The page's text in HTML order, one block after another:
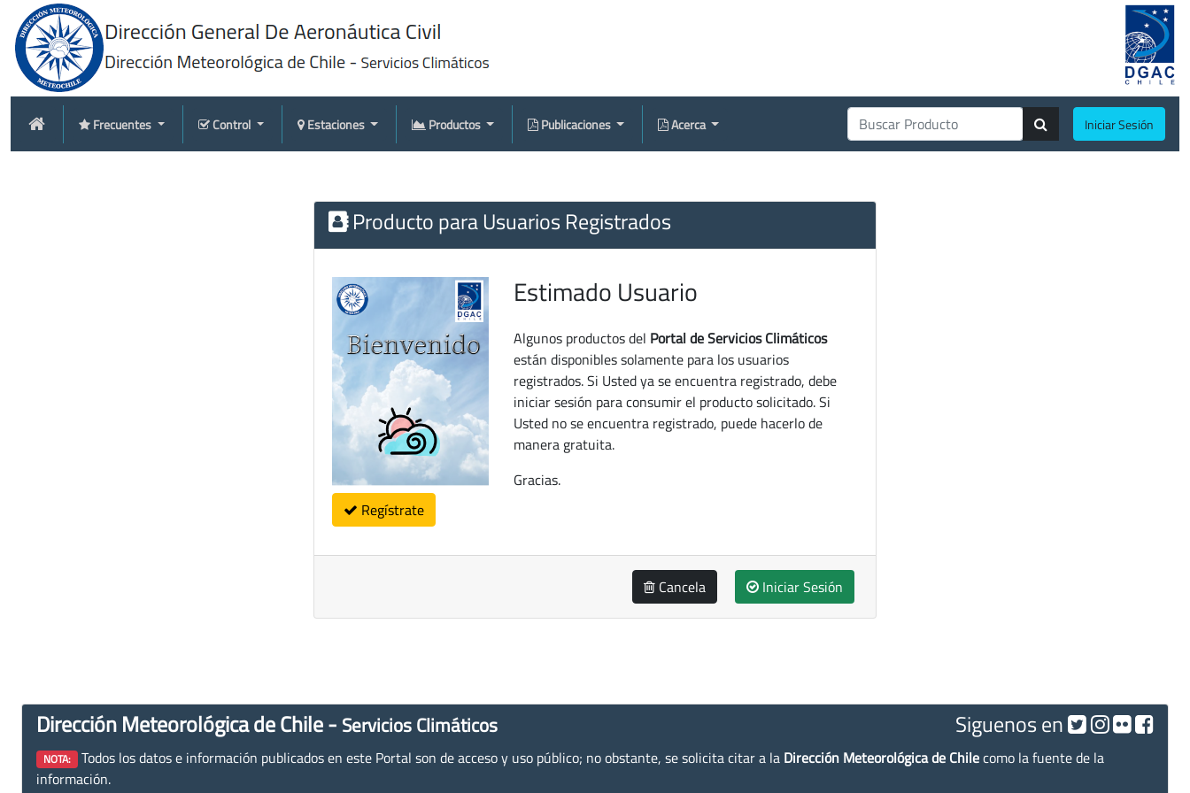
Frecuentes Control Estaciones Productos Publicaciones Acerca Iniciar Sesión
Producto para Usuarios Registrados
Regístrate
Estimado Usuario
Algunos productos del Portal de Servicios Climáticos
están disponibles solamente para los usuarios
registrados. Si Usted ya se encuentra registrado, debe
iniciar sesión para consumir el producto solicitado. Si
Usted no se encuentra registrado, puede hacerlo de
manera gratuita.
Gracias.
Cancela Iniciar Sesión
Dirección Meteorológica de Chile - Servicios Climáticos Siguenos en
NOTA: Todos los datos e información publicados en este Portal son de acceso y uso público; no obstante, se solicita citar a la Dirección Meteorológica de Chilecomo la fuente de la
información.